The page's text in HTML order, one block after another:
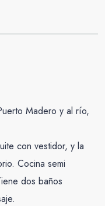
Madero y al río,
con vestidor, y la
Cocina semi
dos baños